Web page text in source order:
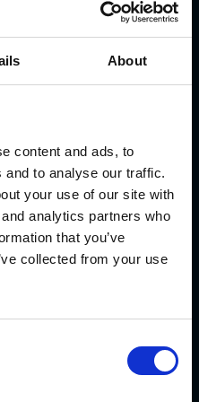
About
content and ads, to
to analyse our traffic.
your use of our site with
analytics partners who
that you’ve
collected from your use
encontrará folletos
de montaje,
más.